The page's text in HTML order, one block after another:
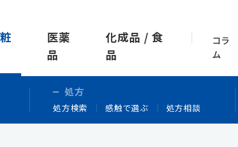
医薬
品
化成品 / 食
品
コラ
ム
処方
処方検索 感触で選ぶ 処方相談